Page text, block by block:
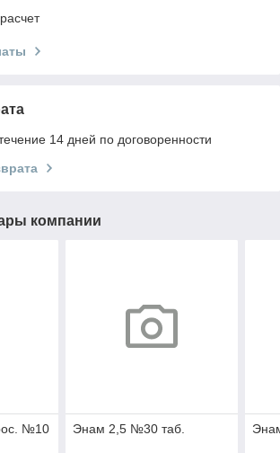
14 дней по договоренности
компании
№10
Энам 2,5 №30 таб.